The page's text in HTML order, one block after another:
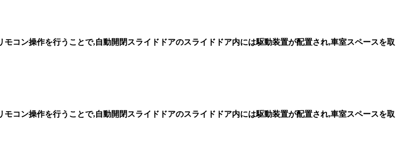
コン操作を行うことで,自動開閉スライドドアのスライドドア内には駆動装置が配置され,車室スペースを取
コン操作を行うことで,自動開閉スライドドアのスライドドア内には駆動装置が配置され,車室スペースを取